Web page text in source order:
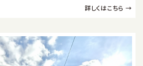
詳しくはこちら →